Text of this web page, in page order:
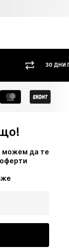
30 ДНИ
можем да те